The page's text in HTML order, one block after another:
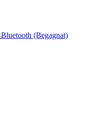
(Begagnat)